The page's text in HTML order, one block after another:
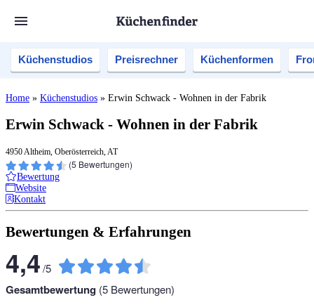
Küchenstudios Preisrechner Küchenformen
Home » Küchenstudios » Erwin Schwack - Wohnen in der Fabrik
Erwin Schwack - Wohnen in der Fabrik
4950 Altheim, Oberösterreich, AT
(5 Bewertungen)
Bewertung
Website
Kontakt
Bewertungen & Erfahrungen
4,4/5
Gesamtbewertung (5 Bewertungen)